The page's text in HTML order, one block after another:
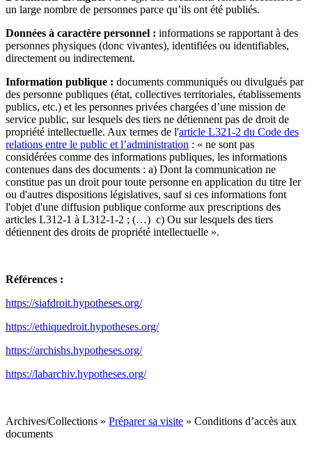
un large nombre de personnes parce qu’ils ont été publiés.
Données à caractère personnel : informations se rapportant à des
personnes physiques (donc vivantes), identifiées ou identifiables,
directement ou indirectement.
Information publique : documents communiqués ou divulgués par
des personne publiques (état, collectives territoriales, établissements
publics, etc.) et les personnes privées chargées d’une mission de
service public, sur lesquels des tiers ne détiennent pas de droit de
propriété intellectuelle. Aux termes de l'article L321-2 du Code des
relations entre le public et l’administration : « ne sont pas
considérées comme des informations publiques, les informations
contenues dans des documents : a) Dont la communication ne
constitue pas un droit pour toute personne en application du titre Ier
ou d'autres dispositions législatives, sauf si ces informations font
l'objet d'une diffusion publique conforme aux prescriptions des
articles L312-1 à L312-1-2 ; (…) c) Ou sur lesquels des tiers
détiennent des droits de propriété intellectuelle ».
Références :
https://siafdroit.hypotheses.org/
https://ethiquedroit.hypotheses.org/
https://archishs.hypotheses.org/
https://labarchiv.hypotheses.org/
Archives/Collections » Préparer sa visite » Conditions d’accès aux
documents